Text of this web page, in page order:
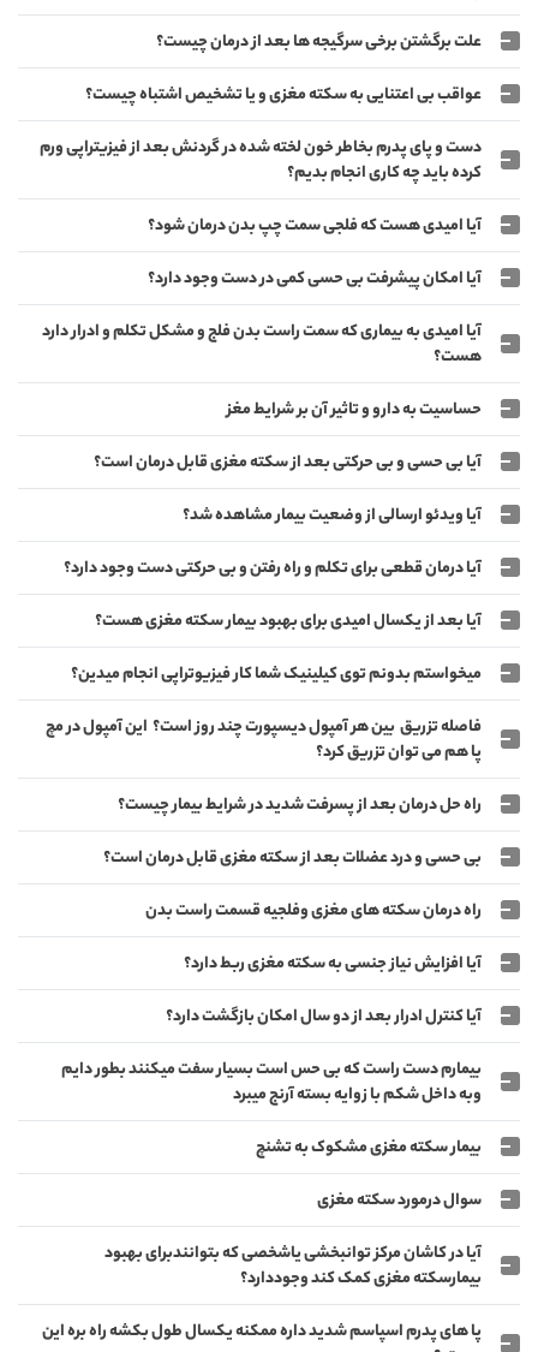
علت برگشتن برخی سرگیجه ها بعد از درمان چیست؟
عواقب بی اعتنایی به سکته مغزی و یا تشخیص اشتباه چیست؟
دست و پای پدرم بخاطر خون لخته شده در گردنش بعد از فیزیتراپی ورم
کرده باید چه کاری انجام بدیم؟
آیا امیدی هست که فلجی سمت چپ بدن درمان شود؟
آیا امکان پیشرفت بی حسی کمی در دست وجود دارد؟
آیا امیدی به بیماری که سمت راست بدن فلج و مشکل تکلم و ادرار دارد
هست؟
حساسیت به دارو و تاثیر آن بر شرایط مغز
آیا بی حسی و بی حرکتی بعد از سکته مغزی قابل درمان است؟
آیا ویدئو ارسالی از وضعیت بیمار مشاهده شد؟
آیا درمان قطعی برای تکلم و راه رفتن و بی حرکتی دست وجود دارد؟
آیا بعد از یکسال امیدی برای بهبود بیمار سکته مغزی هست؟
میخواستم بدونم توی کیلینیک شما کار فیزیوتراپی انجام میدین؟
فاصله تزریق بین هر آمپول دیسپورت چند روز است؟ این آمپول در مچ
پا هم می توان تزریق کرد؟
راه حل درمان بعد از پسرفت شدید در شرایط بیمار چیست؟
بی حسی و درد عضلات بعد از سکته مغزی قابل درمان است؟
راه درمان سکته های مغزی وفلجیه قسمت راست بدن
آیا افزایش نیاز جنسی به سکته مغزی ربط دارد؟
آیا کنترل ادرار بعد از دو سال امکان بازگشت دارد؟
بیمارم دست راست که بی حس است بسیار سفت میکنند بطور دایم
وبه داخل شکم با زوایه بسته آرنج میبرد
بیمار سکته مغزی مشکوک به تشنچ
سوال درمورد سکته مغزی
آیا در کاشان مرکز توانبخشی یاشخصی که بتوانندبرای بهبود
بیمارسکته مغزی کمک کند وجوددارد؟
پا های پدرم اسپاسم شدید داره ممکنه یکسال طول بکشه راه بره این